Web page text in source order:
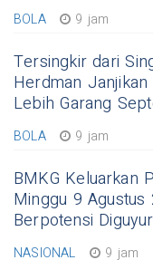
BOLA 9 jam
Tersingkir dari
Herdman
Lebih Garang
BOLA 9 jam
BMKG Keluarkan
Minggu 9 Agustus
Berpotensi
NASIONAL 9 jam